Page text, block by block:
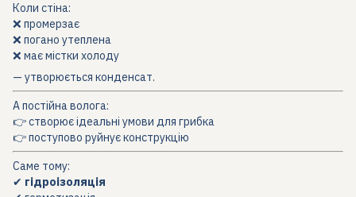
Коли стіна:
❌ промерзає
❌ погано утеплена
❌ має містки холоду
— утворюється конденсат.
А постійна волога:
👉 створює ідеальні умови для грибка
👉 поступово руйнує конструкцію
Саме тому:
✔ гідроізоляція